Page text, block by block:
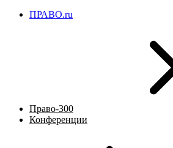
ПРАВО.ru
Право-300
Конференции